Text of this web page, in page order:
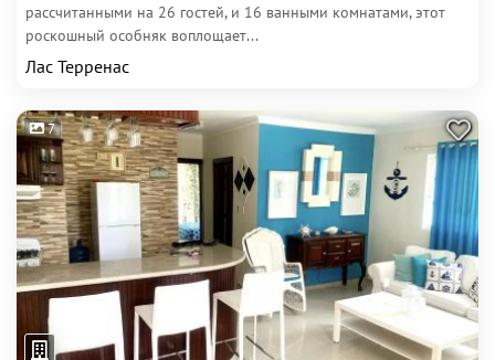
рассчитанными на 26 гостей, и 16 ванными комнатами, этот
роскошный особняк воплощает...
Лас Терренас
7